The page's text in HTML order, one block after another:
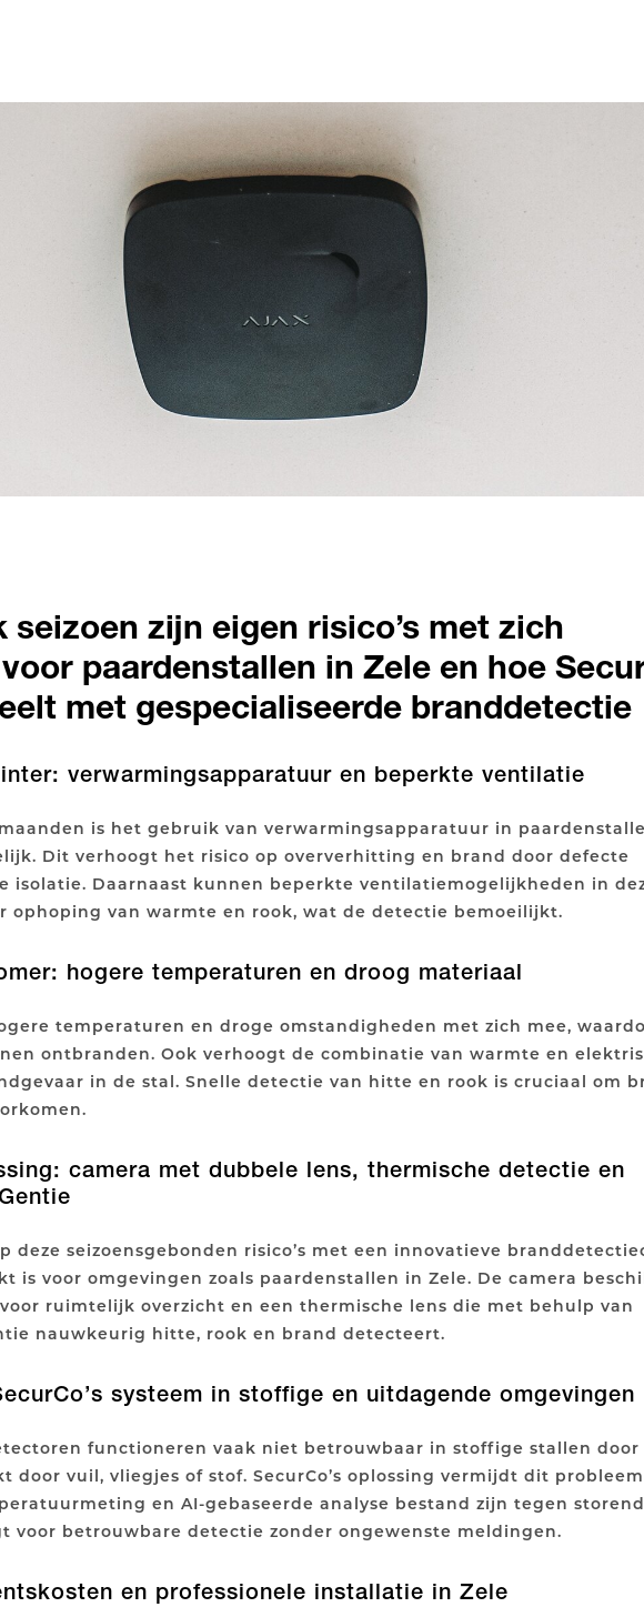
seizoen zijn eigen risico’s met zich
paardenstallen in Zele en hoe
met gespecialiseerde branddetectie
verwarmingsapparatuur en beperkte ventilatie
is het gebruik van verwarmingsapparatuur in
Dit verhoogt het risico op oververhitting en brand door defecte
isolatie. Daarnaast kunnen beperkte ventilatiemogelijkheden in
ophoping van warmte en rook, wat de detectie bemoeilijkt.
hogere temperaturen en droog materiaal
temperaturen en droge omstandigheden met zich mee,
ontbranden. Ook verhoogt de combinatie van warmte en
in de stal. Snelle detectie van hitte en rook is cruciaal om
camera met dubbele lens, thermische detectie en
deze seizoensgebonden risico’s met een innovatieve
is voor omgevingen zoals paardenstallen in Zele. De camera
ruimtelijk overzicht en een thermische lens die met behulp van
nauwkeurig hitte, rook en brand detecteert.
systeem in stoffige en uitdagende omgevingen
functioneren vaak niet betrouwbaar in stoffige stallen door
door vuil, vliegjes of stof. SecurCo’s oplossing vermijdt dit
en AI-gebaseerde analyse bestand zijn tegen
voor betrouwbare detectie zonder ongewenste meldingen.
en professionele installatie in Zele